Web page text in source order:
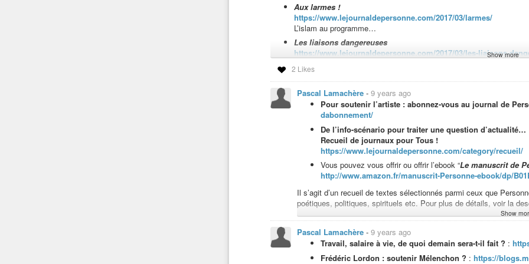
Aux larmes !
https://www.lejournaldepersonne.com/2017/03/larmes/
L’islam au programme…
Les liaisons dangereuses
https://www.lejournaldepersonne.com/2017/03/les-liaisons-
Frédéric Lordon : soutenir Mélenchon ?
france-insoumise/article/280117/frederic-lordon-soutenir-
“Loïc Blondiaux -La démocratie à venir et à refaire
Conquérir la souveraineté populaire, sur la valeur et sur la
http://www.dailymotion.com/video/x27bph2_bernard-friot-et-
Frédéric Lordon : « L’internationalisme réel, c’est l’organisation
lordon-organiser-la-contagion/
Quand le Nord s’inspire du Sud:http://www.revue-ballast.fr/
IWW Belgique : « Renoncer à l’objectif du plein emploi »:
plein-emploi/
Lettre d’informations:Émeline ou de l’éducation, Sommes-nous
Libres enfants de Mélenchon, Je suis Abstention, Donald et
https://www.lejournaldepersonne.com/?wysija-
De l’info-scénario pour traiter une question d’actualité…
Show more
2 Likes
Pascal Lamachère - 9 years ago
Pour soutenir l’artiste : abonnez-vous au journal de
dabonnement/
De l’info-scénario pour traiter une question d’actualité…
Recueil de journaux pour Tous !
https://www.lejournaldepersonne.com/category/recueil/
Vous pouvez vous offrir ou offrir l’ebook “Le manuscrit de
http://www.amazon.fr/manuscrit-Personne-ebook/dp/
Il s’agit d’un recueil de textes sélectionnés parmi ceux que
poétiques, politiques, spirituels etc. Pour plus de détails, voir la
À savoir que si vous n’êtes pas en France, vous devriez pouvoir
recherche dessus avec le titre de l’ebook, “
systèmes, pas uniquement sur les liseuses (cliquez, une fois sur
que vous pouvez obtenir une application gratuite pour le lire (cf. la
Show
Pascal Lamachère - 9 years ago
Travail, salaire à vie, de quoi demain sera-t-il fait ? :
Frédéric Lordon : soutenir Mélenchon ? : https://